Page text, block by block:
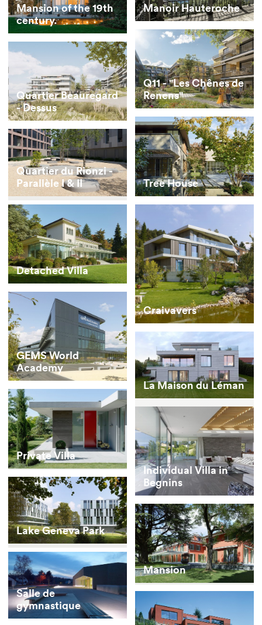
Manoir Hauteroche
Mansion of the 19th
century.
Q11 - "Les Chênes de
Renens"
Quartier Beauregard
- Dessus
Tree House
Quartier du Rionzi -
Parallèle I & II
Craivavers
Detached Villa
GEMS World
Academy
La Maison du Léman
Private Villa
Individual Villa in
Begnins
Lake Geneva Park
Mansion
Salle de
gymnastique